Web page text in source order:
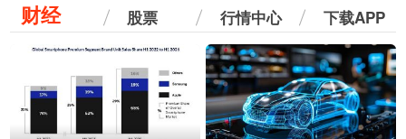
财经 股票 行情中心 下载APP